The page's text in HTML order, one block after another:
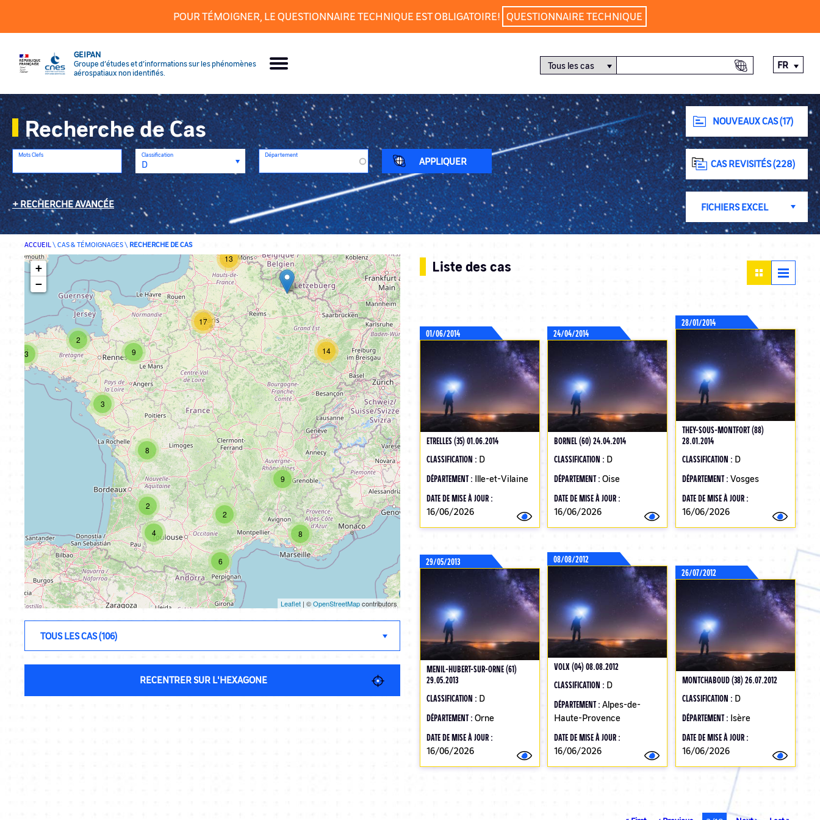
POUR TÉMOIGNER, LE QUESTIONNAIRE TECHNIQUE EST OBLIGATOIRE! QUESTIONNAIRE TECHNIQUE
GEIPAN
Groupe d’études et d’informations sur les phénomènes
aérospatiaux non identifiés.
FR
Recherche de Cas
Mots Clefs Classification Département
RECHERCHE AVANCÉE
NOUVEAUX CAS (17)
CAS REVISITÉS (228)
ACCUEIL\ CAS & TÉMOIGNAGES\ RECHERCHE DE CAS
13
3
8
8
2
17
9
2
2
6
4
3
9
14
+
−
Leaflet | ©OpenStreetMapcontributors
RECENTRER SUR L'HEXAGONE
Liste des cas
01/06/2014
ETRELLES (35) 01.06.2014
CLASSIFICATION : D
DÉPARTEMENT : Ille-et-Vilaine
DATE DE MISE À JOUR :
16/06/2026
24/04/2014
BORNEL (60) 24.04.2014
CLASSIFICATION : D
DÉPARTEMENT :Oise
DATE DE MISE À JOUR :
16/06/2026
28/01/2014
THEY-SOUS-MONTFORT (88)
28.01.2014
CLASSIFICATION : D
DÉPARTEMENT : Vosges
DATE DE MISE À JOUR :
16/06/2026
29/05/2013
MENIL-HUBERT-SUR-ORNE (61)
29.05.2013
CLASSIFICATION : D
DÉPARTEMENT : Orne
DATE DE MISE À JOUR :
16/06/2026
08/08/2012
VOLX (04) 08.08.2012
CLASSIFICATION : D
DÉPARTEMENT :Alpes-de-
Haute-Provence
DATE DE MISE À JOUR :
16/06/2026
26/07/2012
MONTCHABOUD (38) 26.07.2012
CLASSIFICATION : D
DÉPARTEMENT : Isère
DATE DE MISE À JOUR :
16/06/2026